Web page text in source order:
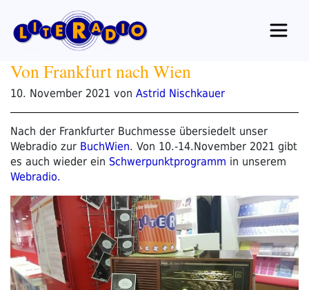
Inhalt
springen
Von Frankfurt nach Wien
10. November 2021 Veröffentlicht
von Astrid Nischkauer
Nach der Frankfurter Buchmesse übersiedelt unser
Webradio zur BuchWien. Von 10.-14.November 2021 gibt
es auch wieder ein Schwerpunktprogramm in unserem
Webradio.